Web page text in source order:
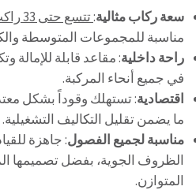
سعة ركاب مثالية:تتسع حتى 33 راكب،
مناسبة للمجموعات المتوسطة
راحة داخلية: مقاعد قابلة للإمالة
في جميع أنحاء المركبة.
اقتصادية: تستهلك وقوداً بشكل
ما يضمن تقليل التكاليف التشغيلية.
مناسبة لجميع الفصول: جاهزة
الظروف الجوية، بفضل تصميمها
المتوازن.